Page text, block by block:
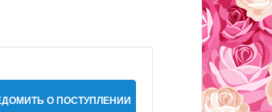
О ПОСТУПЛЕНИИ